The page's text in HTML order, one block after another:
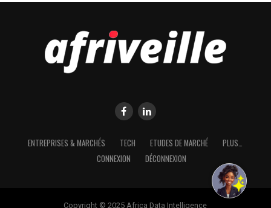
ENTREPRISES & MARCHÉS TECH ETUDES DE MARCHÉ
PLUS…
CONNEXION
DÉCONNEXION
Copyright © 2025 Africa Data Intelligence